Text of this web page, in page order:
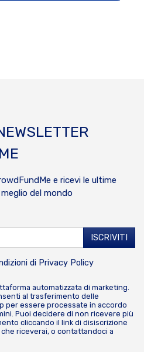
e ricevi le ultime
del mondo
di Privacy Policy
automatizzata di marketing.
al trasferimento delle
per essere processate in accordo
. Puoi decidere di non ricevere più
cliccando il link di disiscrizione
riceverai, o contattandoci a